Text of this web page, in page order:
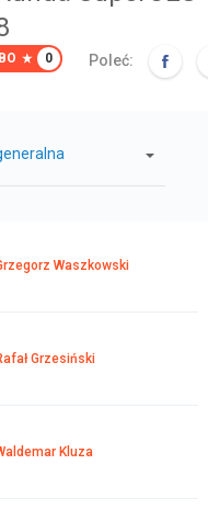
0 Poleć:
Waszkowski
Grzesiński
Kluza